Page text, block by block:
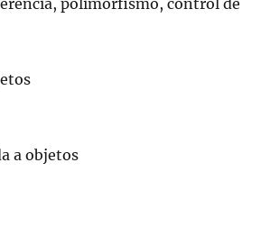
polimorfismo, control de
a objetos